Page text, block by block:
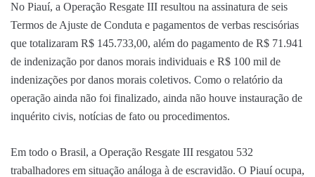
No Piauí, a Operação Resgate III resultou na assinatura de seis
Termos de Ajuste de Conduta e pagamentos de verbas rescisórias
que totalizaram R$ 145.733,00, além do pagamento de R$ 71.941
de indenização por danos morais individuais e R$ 100 mil de
indenizações por danos morais coletivos. Como o relatório da
operação ainda não foi finalizado, ainda não houve instauração de
inquérito civis, notícias de fato ou procedimentos.
Em todo o Brasil, a Operação Resgate III resgatou 532
trabalhadores em situação análoga à de escravidão. O Piauí ocupa,